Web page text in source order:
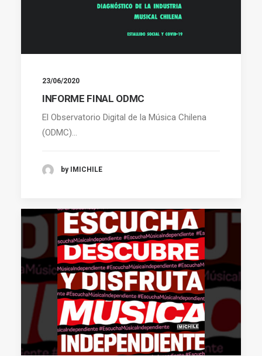
23/06/2020
INFORME FINAL ODMC
El Observatorio Digital de la Música Chilena
(ODMC)…
by IMICHILE